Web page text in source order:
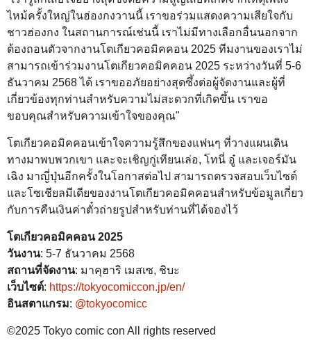
ไหม้ครั้งใหญ่ในฮ่องกงวานนี้ เราขอร่วมแสดงความเสียใจกับ
ชาวฮ่องกง ในสถานการณ์เช่นนี้ เราไม่มีทางเลือกอื่นนอกจาก
ต้องถอนตัวจากงานโตเกียวคอมิคคอน 2025 ทีมงานของเราไม่
สามารถเข้าร่วมงานโตเกียวคอมิคคอน 2025 ระหว่างวันที่ 5-6
ธันวาคม 2568 ได้ เราขออภัยอย่างสุดซึ้งต่อผู้จัดงานและผู้ที่
เกี่ยวข้องทุกท่านสำหรับความไม่สะดวกที่เกิดขึ้น เราขอ
ขอบคุณสำหรับความเข้าใจของคุณ"
โตเกียวคอมิคคอนเข้าใจความรู้สึกของแฟนๆ ที่วางแผนเดิน
ทางมาพบพวกเขา และจะเชิญกู่เทียนเล่อ, โทนี่ อู๋ และเจอร์มัน
เฉิง มาญี่ปุ่นอีกครั้งในโอกาสต่อไป สามารถตรวจสอบเว็บไซต์
และโซเชียลมีเดียของงานโตเกียวคอมิคคอนสำหรับข้อมูลเกี่ยว
กับการคืนเงินค่าตั๋วถ่ายรูปสำหรับท่านที่ได้จองไว้
โตเกียวคอมิคคอน 2025
วันงาน: 5-7 ธันวาคม 2568
สถานที่จัดงาน: มาคุฮาริ เมสเซ, ชิบะ
เว็บไซต์: https://tokyocomiccon.jp/en/
อินสตาแกรม: @tokyocomicc
©2025 Tokyo comic con All rights reserved